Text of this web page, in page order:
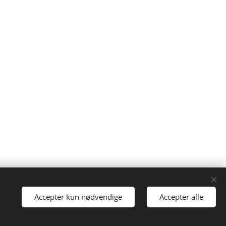
Accepter kun nødvendige Accepter alle